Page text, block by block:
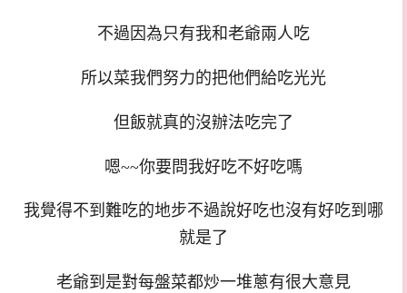
不過因為只有我和老爺兩人吃
所以菜我們努力的把他們給吃光光
但飯就真的沒辦法吃完了
嗯~~你要問我好吃不好吃嗎
我覺得不到難吃的地步不過說好吃也沒有好吃到哪
就是了
老爺到是對每盤菜都炒一堆蔥有很大意見